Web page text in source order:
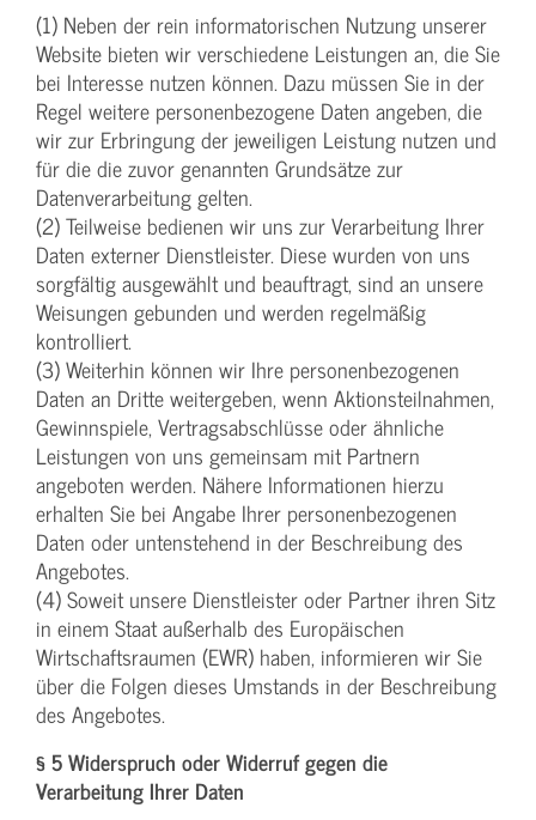
(1) Neben der rein informatorischen Nutzung unserer
Website bieten wir verschiedene Leistungen an, die Sie
bei Interesse nutzen können. Dazu müssen Sie in der
Regel weitere personenbezogene Daten angeben, die
wir zur Erbringung der jeweiligen Leistung nutzen und
für die die zuvor genannten Grundsätze zur
Datenverarbeitung gelten.
(2) Teilweise bedienen wir uns zur Verarbeitung Ihrer
Daten externer Dienstleister. Diese wurden von uns
sorgfältig ausgewählt und beauftragt, sind an unsere
Weisungen gebunden und werden regelmäßig
kontrolliert.
(3) Weiterhin können wir Ihre personenbezogenen
Daten an Dritte weitergeben, wenn Aktionsteilnahmen,
Gewinnspiele, Vertragsabschlüsse oder ähnliche
Leistungen von uns gemeinsam mit Partnern
angeboten werden. Nähere Informationen hierzu
erhalten Sie bei Angabe Ihrer personenbezogenen
Daten oder untenstehend in der Beschreibung des
Angebotes.
(4) Soweit unsere Dienstleister oder Partner ihren Sitz
in einem Staat außerhalb des Europäischen
Wirtschaftsraumen (EWR) haben, informieren wir Sie
über die Folgen dieses Umstands in der Beschreibung
des Angebotes.
§ 5 Widerspruch oder Widerruf gegen die
Verarbeitung Ihrer Daten